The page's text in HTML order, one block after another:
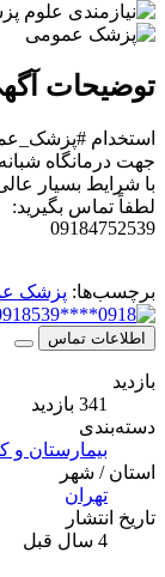
توضیحات
استخدام
جهت درمانگاه
با شرایط بسیار عالی
لطفاً تماس بگیرید:
09184752539
برچسب‌ها: پزشک
اطلاعات تماس
بازدید
341 بازدید
دسته‌بندی
بیمارستان و
استان / شهر
تهران
تاریخ انتشار
4 سال قبل